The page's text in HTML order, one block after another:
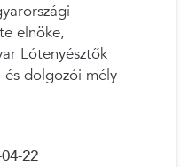
elnöke,
Lótenyésztők
és dolgozói mély
22